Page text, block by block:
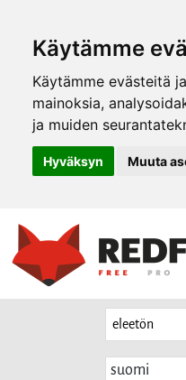
Käytämme
Käytämme evästeitä
mainoksia,
ja muiden
Hyväksyn Muuta
suomi